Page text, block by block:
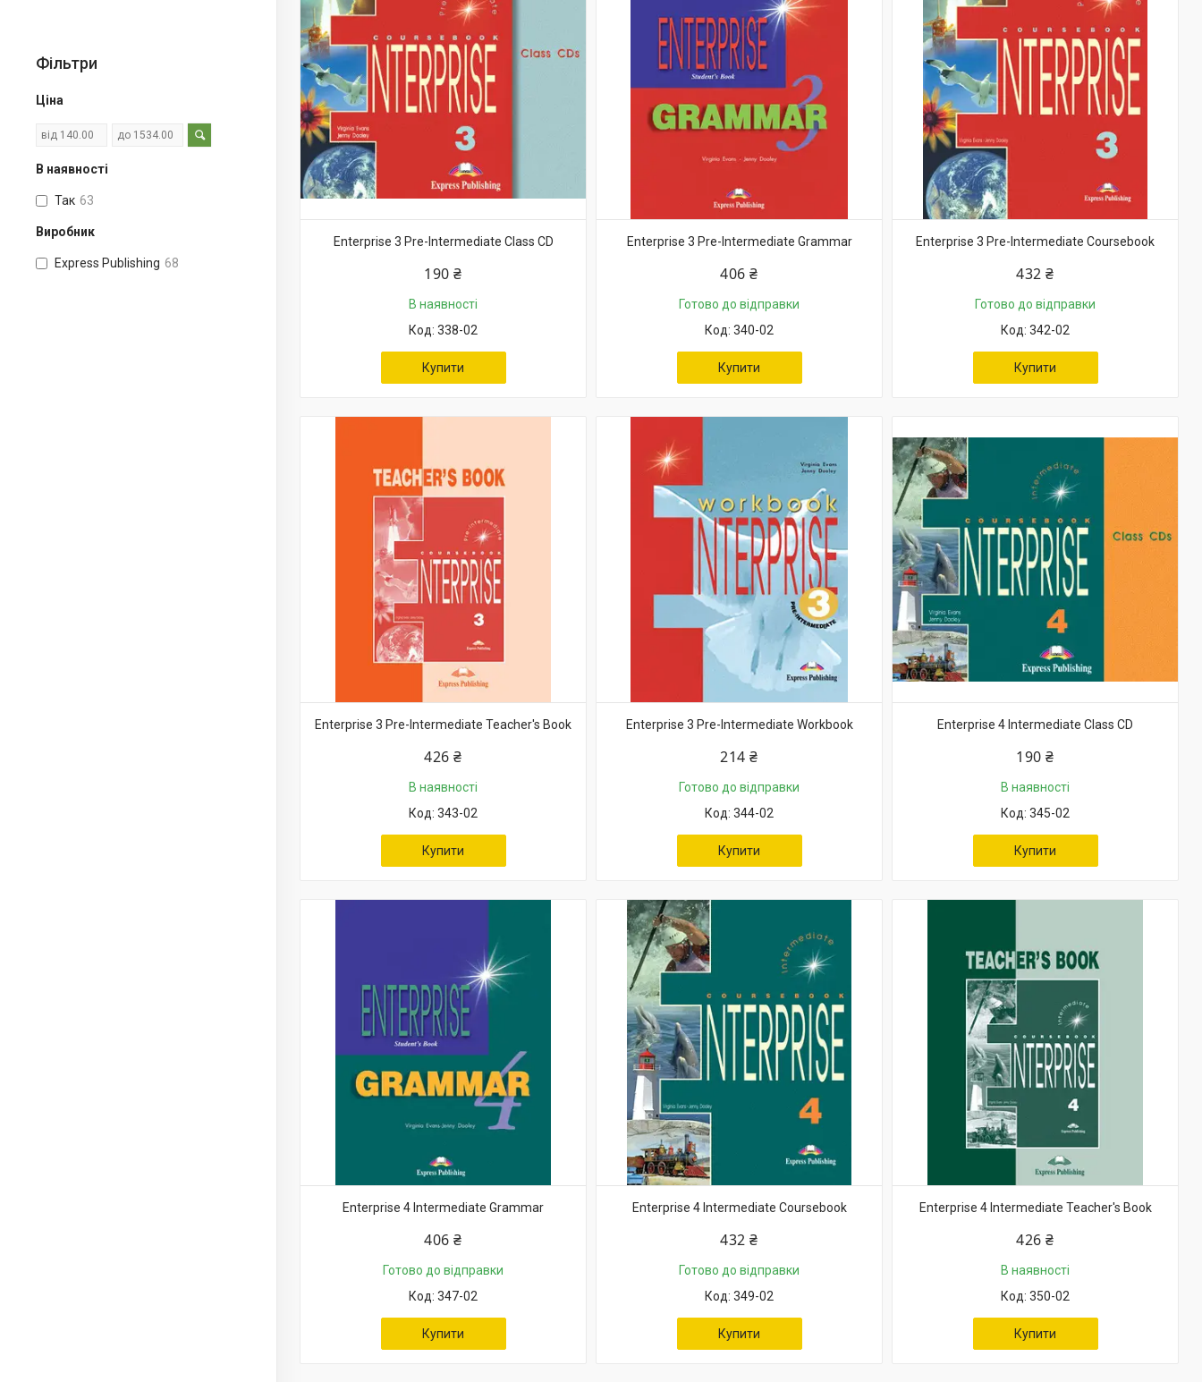
Фільтри
Ціна
В наявності
Так 63
Виробник
Express Publishing 68
Enterprise 3 Pre-Intermediate Class CD
190 ₴
В наявності
338-02
Купити
Enterprise 3 Pre-Intermediate Grammar
406 ₴
Готово до відправки
340-02
Купити
Enterprise 3 Pre-Intermediate Coursebook
432 ₴
Готово до відправки
342-02
Купити
Enterprise 3 Pre-Intermediate Teacher's Book
426 ₴
В наявності
343-02
Купити
Enterprise 3 Pre-Intermediate Workbook
214 ₴
Готово до відправки
344-02
Купити
Enterprise 4 Intermediate Class CD
190 ₴
В наявності
345-02
Купити
Enterprise 4 Intermediate Grammar
406 ₴
Готово до відправки
347-02
Купити
Enterprise 4 Intermediate Coursebook
432 ₴
Готово до відправки
349-02
Купити
Enterprise 4 Intermediate Teacher's Book
426 ₴
В наявності
350-02
Купити